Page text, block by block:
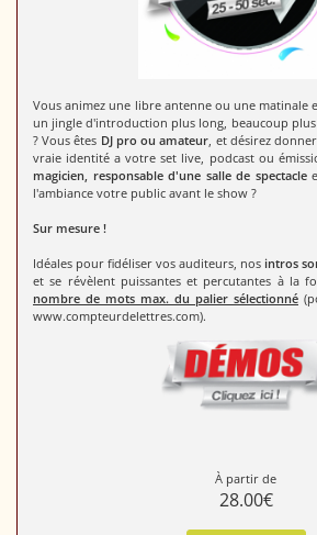
Vous animez une libre antenne ou une matinale
un jingle d'introduction plus long, beaucoup plus
? Vous êtes DJ pro ou amateur, et désirez
vraie identité a votre set live, podcast ou
magicien, responsable d'une salle de spectacle
l'ambiance votre public avant le show ?
Sur mesure !
Idéales pour fidéliser vos auditeurs, nos intros
et se révèlent puissantes et percutantes à la
nombre de mots max. du palier sélectionné
www.compteurdelettres.com).
À partir de
28.00€